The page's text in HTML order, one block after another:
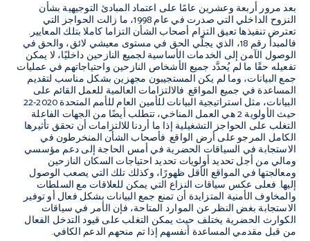
بعد مرور أربعة وعشرين عامًا على اعتماد المبادئ التوجيهية بشأن
النزوح الداخلي التي صدرت في عام 1998، ما زالت الحواجز التي
تعترض تنفيذها تعيق التزام أصحاب الشأن التزاما كاملا بتلك المعايير.
فالمبدأ رقم 18، الذي يجلّي الحق في مستوى معيشي لائق، والحق في
الوصول الآمن إلى الخدمات الأساسية لجميع النازحين داخليًا، لا يمكن
تفعيله حقًا ما لم يُحدَّد جميع الأشخاص النازحين واحتياجاتهم في عمليات
جمع البيانات، وما لم يكن المستجيبون مجهزين بشكل مناسب لتقديم
المساعدة في جميع المواقع. فالالتزامات العالمية للعمل القائم على
البيانات، مثل استراتيجية البيانات للأمين العام للأمم المتحدة 2020-22
حيث الأولوية 2 هي العمل المناخي، تتطلب أيضًا من الجهات الفاعلة
التغلب على الحواجز التشغيلية إذا ما أردنا للالتزامات أن تحقق تأثيرها
الكامل المرجو على أرض الواقع. فأصحاب الشأن المنخرطون في
الاستجابة في السياقات الحضرية في أمس الحاجة إلى دعم مؤسسي
ومالي من أجل تحديد أولويات تحديد احتياجات السكان النازحين
ومعالجتها في المواقع الأقل ظهورًا، وكذلك تلك التي يصعب الوصول
إليها. فعلى عكس سياقات النزاع التي يمكن للعلاقات مع السلطات
والمخاوف الأمنية المتزايدة أن تمنع جمع البيانات بشكل فعال أو توفير
الاستجابة بغض النظر عن الموارد المتاحة، فإن الأمر في سياقات
الكوارث الحضرية يختلف حيث يمكن التغلب على قيود التدخل الفعال
من قبل مقدمي المساعدة أنفسهم إذا تم منحهم الدعم الكافي.